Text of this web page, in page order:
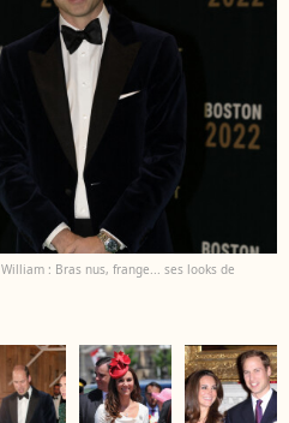
: Bras nus, frange... ses looks de